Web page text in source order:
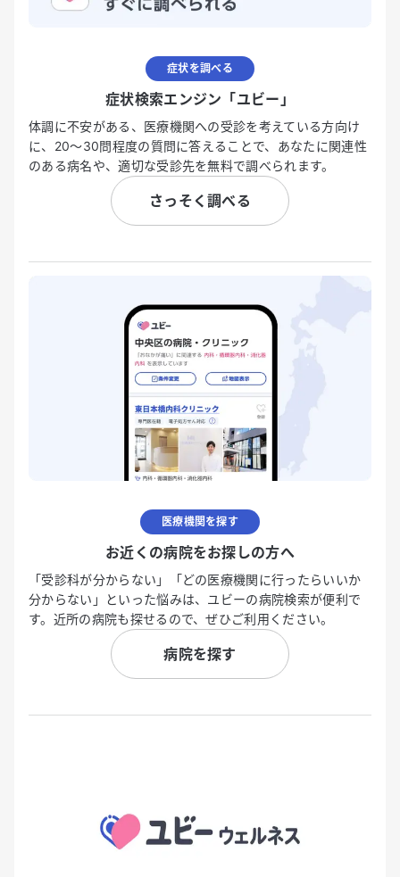
症状を調べる
症状検索エンジン「ユビー」
体調に不安がある、医療機関への受診を考えている方向け
に、20〜30問程度の質問に答えることで、あなたに関連性
のある病名や、適切な受診先を無料で調べられます。
さっそく調べる
医療機関を探す
お近くの病院をお探しの方へ
「受診科が分からない」「どの医療機関に行ったらいいか
分からない」といった悩みは、ユビーの病院検索が便利で
す。近所の病院も探せるので、ぜひご利用ください。
病院を探す